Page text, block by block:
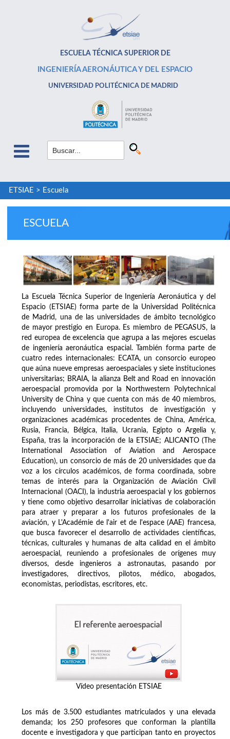
ESCUELA TÉCNICA SUPERIOR DE
INGENIERÍA AERONÁUTICA Y DEL ESPACIO
UNIVERSIDAD POLITÉCNICA DE MADRID
ETSIAE > Escuela
ESCUELA
La Escuela Técnica Superior de Ingeniería Aeronáutica y del
Espacio (ETSIAE) forma parte de la Universidad Politécnica
de Madrid, una de las universidades de ámbito tecnológico
de mayor prestigio en Europa. Es miembro de PEGASUS, la
red europea de excelencia que agrupa a las mejores escuelas
de ingeniería aeronáutica espacial. También forma parte de
cuatro redes internacionales: ECATA, un consorcio europeo
que aúna nueve empresas aeroespaciales y siete instituciones
universitarias; BRAIA, la alianza Belt and Road en innovación
aeroespacial promovida por la Northwestern Polytechnical
University de China y que cuenta con más de 40 miembros,
incluyendo universidades, institutos de investigación y
organizaciones académicas procedentes de China, América,
Rusia, Francia, Bélgica, Italia, Ucrania, Egipto o Argelia y,
España, tras la incorporación de la ETSIAE; ALICANTO (The
International Association of Aviation and Aerospace
Education), un consorcio de más de 20 universidades que da
voz a los círculos académicos, de forma coordinada, sobre
temas de interés para la Organización de Aviación Civil
Internacional (OACI), la industria aeroespacial y los gobiernos
y tiene como objetivo desarrollar iniciativas de colaboración
para atraer y preparar a los futuros profesionales de la
aviación, y L'Académie de l'air et de l'espace (AAE) francesa,
que busca favorecer el desarrollo de actividades científicas,
técnicas, culturales y humanas de alta calidad en el ámbito
aeroespacial, reuniendo a profesionales de orígenes muy
diversos, desde ingenieros a astronautas, pasando por
investigadores, directivos, pilotos, médico, abogados,
economistas, periodistas, escritores, etc.
Vídeo presentación ETSIAE
Los más de 3.500 estudiantes matriculados y una elevada
demanda; los 250 profesores que conforman la plantilla
docente e investigadora y que participan tanto en proyectos